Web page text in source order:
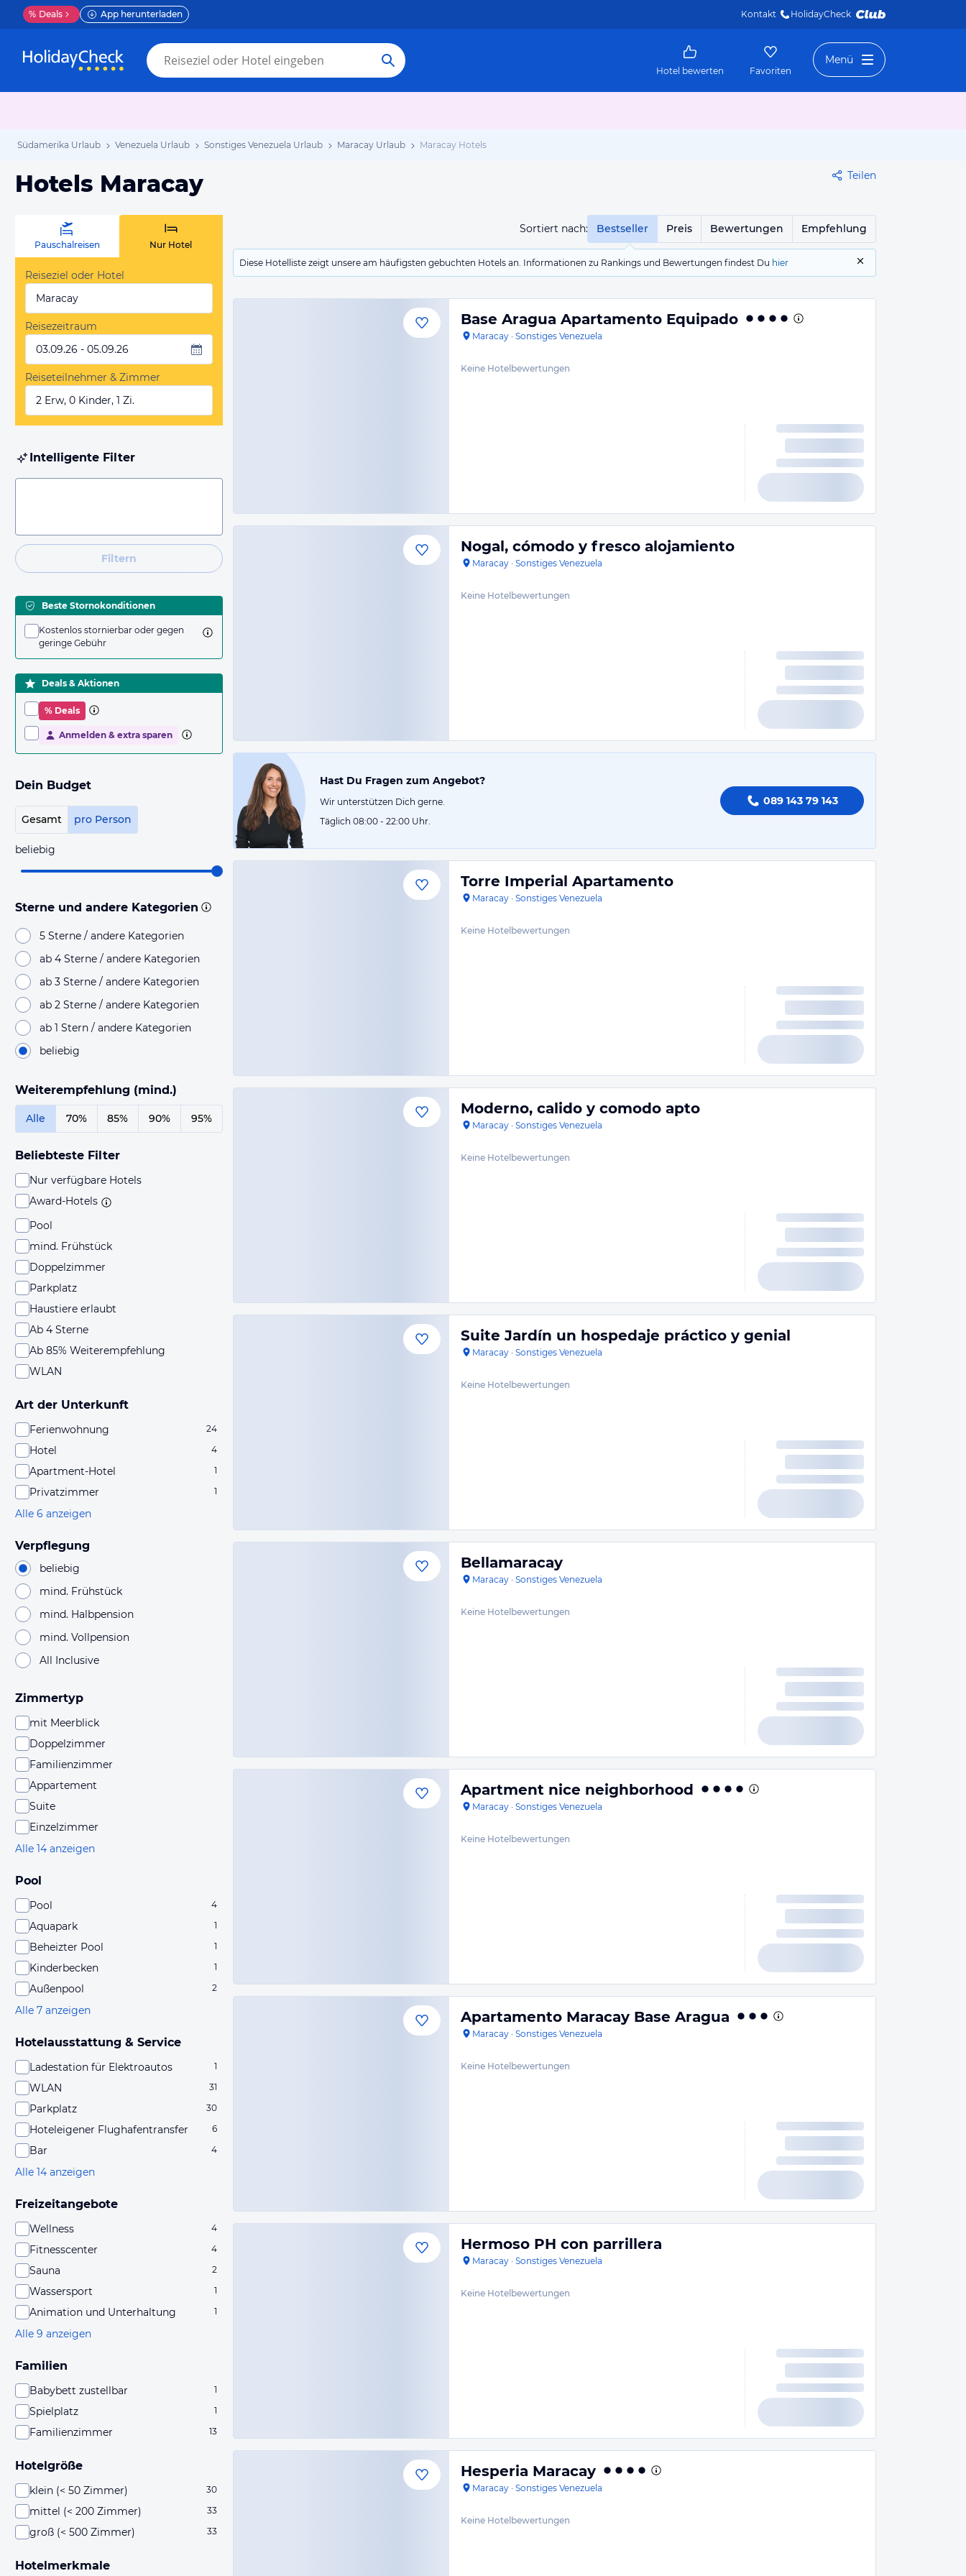
% Deals App herunterladen Kontakt HolidayCheck
Hotel bewerten Favoriten
Menü
Südamerika Urlaub Venezuela Urlaub Sonstiges Venezuela Urlaub Maracay Urlaub Maracay Hotels
Hotels Maracay Teilen
Sortiert nach: Bestseller Preis Bewertungen Empfehlung
Diese Hotelliste zeigt unsere am häufigsten gebuchten Hotels an. Informationen zu Rankings und Bewertungen findest Du hier
Pauschalreisen Nur Hotel
Reiseziel oder Hotel
Maracay
Reisezeitraum
03.09.26 - 05.09.26
Reiseteilnehmer & Zimmer
2 Erw, 0 Kinder, 1 Zi.
Intelligente Filter
Filtern
Beste Stornokonditionen
Kostenlos stornierbar oder gegen
geringe Gebühr
Deals & Aktionen
% Deals
Anmelden & extra sparen
Dein Budget
Gesamt pro Person
beliebig
Sterne und andere Kategorien
5 Sterne / andere Kategorien
ab 4 Sterne / andere Kategorien
ab 3 Sterne / andere Kategorien
ab 2 Sterne / andere Kategorien
ab 1 Stern / andere Kategorien
beliebig
Weiterempfehlung (mind.)
Alle 70% 85% 90% 95%
Beliebteste Filter
Nur verfügbare Hotels
Award-Hotels
Pool
mind. Frühstück
Doppelzimmer
Parkplatz
Haustiere erlaubt
Ab 4 Sterne
Ab 85% Weiterempfehlung
WLAN
Art der Unterkunft
Ferienwohnung 24
Hotel 4
Apartment-Hotel 1
Privatzimmer 1
Alle 6 anzeigen
Verpflegung
beliebig
mind. Frühstück
mind. Halbpension
mind. Vollpension
All Inclusive
Zimmertyp
mit Meerblick
Doppelzimmer
Familienzimmer
Appartement
Suite
Einzelzimmer
Alle 14 anzeigen
Pool
Pool 4
Aquapark 1
Beheizter Pool 1
Kinderbecken 1
Außenpool 2
Alle 7 anzeigen
Hotelausstattung & Service
Ladestation für Elektroautos 1
WLAN 31
Parkplatz 30
Hoteleigener Flughafentransfer 6
Bar 4
Alle 14 anzeigen
Freizeitangebote
Wellness 4
Fitnesscenter 4
Sauna 2
Wassersport 1
Animation und Unterhaltung 1
Alle 9 anzeigen
Familien
Babybett zustellbar 1
Spielplatz 1
Familienzimmer 13
Hotelgröße
klein (< 50 Zimmer) 30
mittel (< 200 Zimmer) 33
groß (< 500 Zimmer) 33
Hotelmerkmale
Base Aragua Apartamento Equipado
Maracay · Sonstiges Venezuela
Keine Hotelbewertungen
Nogal, cómodo y fresco alojamiento
Maracay · Sonstiges Venezuela
Keine Hotelbewertungen
Hast Du Fragen zum Angebot?
Wir unterstützen Dich gerne.
Täglich 08:00 - 22:00 Uhr.
089 143 79 143
Torre Imperial Apartamento
Maracay · Sonstiges Venezuela
Keine Hotelbewertungen
Moderno, calido y comodo apto
Maracay · Sonstiges Venezuela
Keine Hotelbewertungen
Suite Jardín un hospedaje práctico y genial
Maracay · Sonstiges Venezuela
Keine Hotelbewertungen
Bellamaracay
Maracay · Sonstiges Venezuela
Keine Hotelbewertungen
Apartment nice neighborhood
Maracay · Sonstiges Venezuela
Keine Hotelbewertungen
Apartamento Maracay Base Aragua
Maracay · Sonstiges Venezuela
Keine Hotelbewertungen
Hermoso PH con parrillera
Maracay · Sonstiges Venezuela
Keine Hotelbewertungen
Hesperia Maracay
Maracay · Sonstiges Venezuela
Keine Hotelbewertungen